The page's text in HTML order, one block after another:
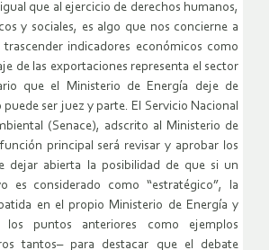
que al ejercicio de derechos humanos,
y sociales, es algo que nos concierne a
indicadores económicos como
de las exportaciones representa el sector
que el Ministerio de Energía deje de
ser juez y parte. El Servicio Nacional
(Senace), adscrito al Ministerio de
principal será revisar y aprobar los
dejar abierta la posibilidad de que si un
es considerado como “estratégico”, la
en el propio Ministerio de Energía y
los puntos anteriores como ejemplos
tantos– para destacar que el debate